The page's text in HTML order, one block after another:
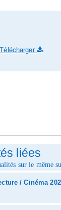
Télécharger
liées
sur le même
/ Cinéma